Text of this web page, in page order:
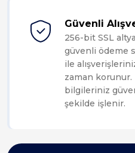
Güvenli
256-bit SSL
güvenli ödeme
ile
zaman korunur.
bilgileriniz
şekilde işlenir.